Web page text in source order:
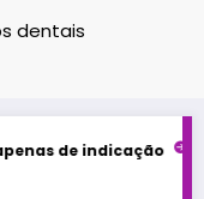
dentais
de indicação O